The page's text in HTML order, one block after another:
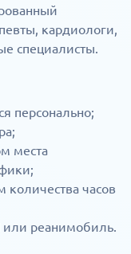
кардиологи,
специалисты.
персонально;
места
количества часов
или реанимобиль.